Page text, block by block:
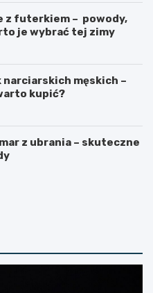
z futerkiem – powody,
je wybrać tej zimy
męskich –
kupić?
z ubrania – skuteczne